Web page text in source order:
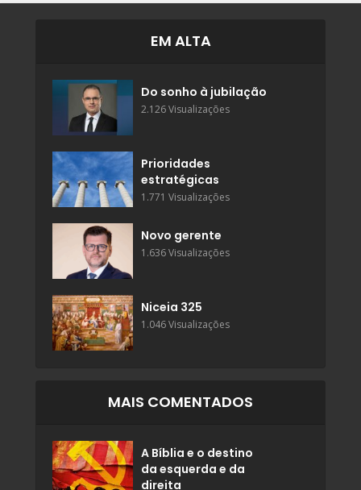
EM ALTA
Do sonho à jubilação
2.126 Visualizações
Prioridades
estratégicas
1.771 Visualizações
Novo gerente
1.636 Visualizações
Niceia 325
1.046 Visualizações
MAIS COMENTADOS
A Bíblia e o destino
da esquerda e da
direita